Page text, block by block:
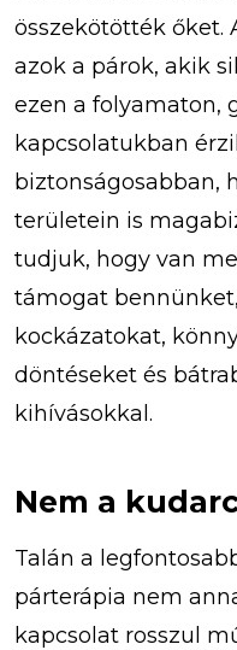
összekötötték őket.
azok a párok, akik
ezen a folyamaton,
kapcsolatukban
biztonságosabban,
területein is
tudjuk, hogy van
támogat
kockázatokat,
döntéseket és
kihívásokkal.
Nem a
Talán a
párterápia nem
kapcsolat rosszul